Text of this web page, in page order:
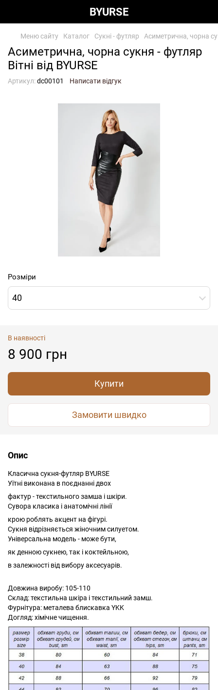
BYURSE
Меню сайту Каталог Сукні - футляр Асиметрична, чорна
Асиметрична, чорна сукня - футляр
Вітні від BYURSE
Артикул:dc00101 Написати відгук
Розміри
40
В наявності
8 900 грн
Купити
Замовити швидко
Опис
Класична сукня-футляр BYURSE
Уїтні виконана в поєднанні двох
фактур - текстильного замша і шкіри.
Сувора класика і анатомічні лінії
крою роблять акцент на фігурі.
Сукня відрізняється жіночним силуетом.
Універсальна модель - може бути,
як денною сукнею, так і коктейльною,
в залежності від вибору аксесуарів.
Довжина виробу: 105-110
Склад: текстильна шкіра і текстильний замш.
Фурнітура: металева блискавка YKK
Догляд: хімічне чищення.